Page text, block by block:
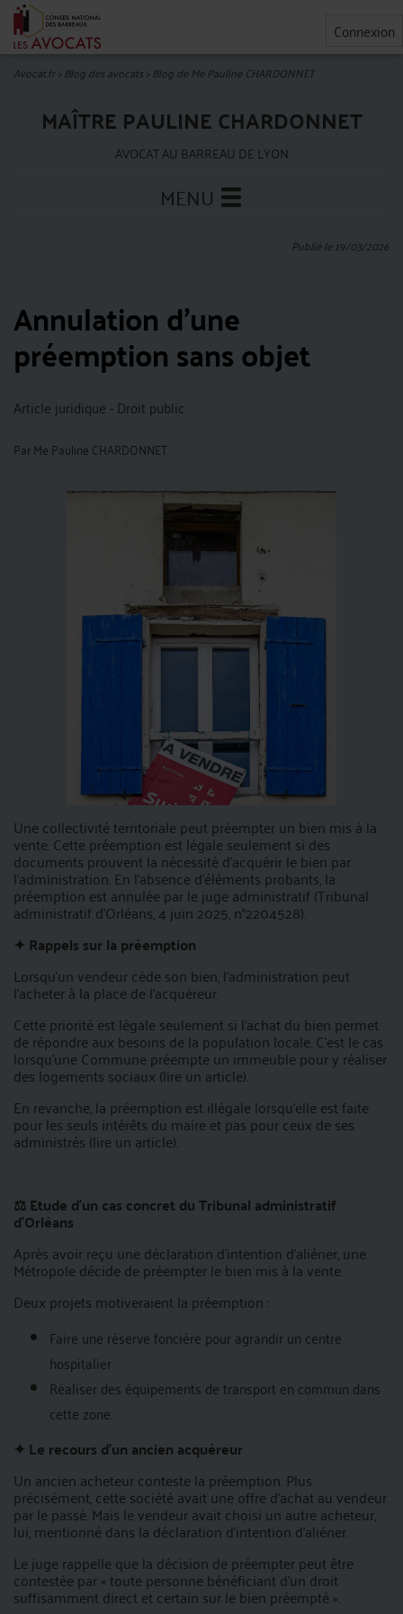
Connexion
Avocat.fr>Blog des avocats >Blog de Me Pauline CHARDONNET
MAÎTRE PAULINE CHARDONNET
AVOCAT AU BARREAU DE LYON
MENU
Publié le 19/03/2026
Annulation d’une
préemption sans objet
Article juridique - Droit public
ParMe Pauline CHARDONNET
Une collectivité territoriale peut préempter un bien mis à la
vente. Cette préemption est légale seulement si des
documents prouvent la nécessité d’acquérir le bien par
l’administration. En l’absence d'éléments probants, la
préemption est annulée par le juge administratif(Tribunal
administratif d’Orléans, 4 juin 2025, n°2204528).
✦ Rappels sur la préemption
Lorsqu’un vendeur cède son bien, l’administration peut
l’acheter à la place de l’acquéreur.
Cette priorité est légale seulement si l’achat du bien permet
de répondre aux besoins de la population locale. C’est le cas
lorsqu’une Commune préempte un immeuble pour y réaliser
des logements sociaux (lire un article).
En revanche, la préemption est illégale lorsqu’elle est faite
pour les seuls intérêts du maire et pas pour ceux de ses
administrés (lire un article).
⚖️ Etude d’un cas concret du Tribunal administratif
d'Orléans
Après avoir reçu une déclaration d’intention d’aliéner, une
Métropole décide de préempter le bien mis à la vente.
Deux projets motiveraient la préemption :
Faire une réserve foncière pour agrandir un centre
hospitalier
Réaliser des équipements de transport en commun dans
cette zone.
✦ Le recours d’un ancien acquéreur
Un ancien acheteur conteste la préemption. Plus
précisément, cette société avait une offre d’achat au vendeur
par le passé. Mais le vendeur avait choisi un autre acheteur,
lui, mentionné dans la déclaration d’intention d’aliéner.
Le juge rappelle que la décision de préempter peut être
contestée par « toute personne bénéficiant d’un droit
suffisamment direct et certain sur le bien préempté ».